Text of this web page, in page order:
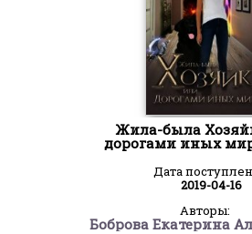
Жила-была
дорогами иных
Дата
2019-04-16
Авторы: